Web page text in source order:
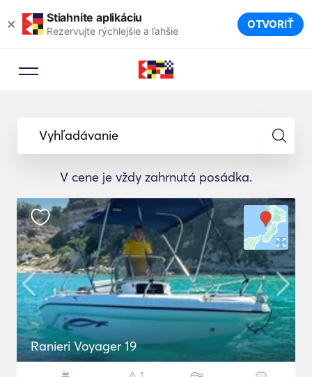
× Stiahnite aplikáciu
Rezervujte rýchlejšie a ľahšie OTVORIŤ
Vyhľadávanie
V cene je vždy zahrnutá posádka.
Ranieri Voyager 19